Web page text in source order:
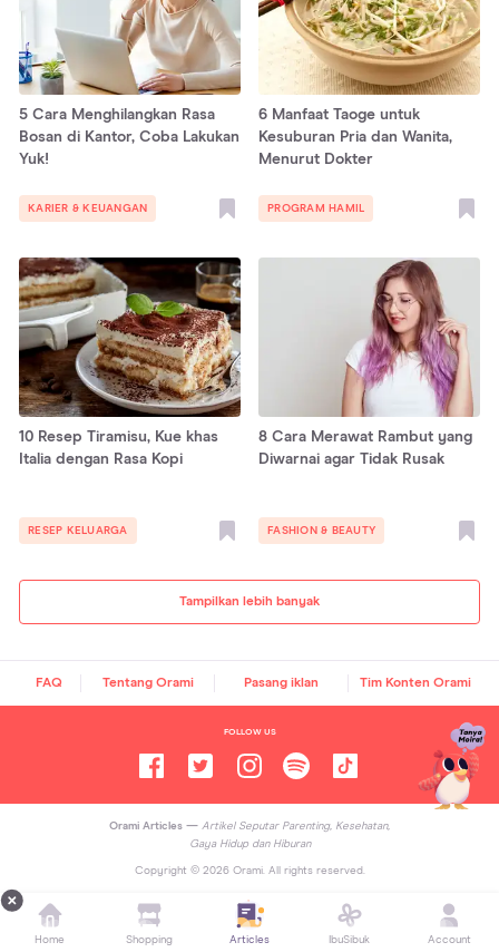
Tampilkan lebih banyak
5 Cara Menghilangkan Rasa
Bosan di Kantor, Coba Lakukan
Yuk!
KARIER & KEUANGAN
6 Manfaat Taoge untuk
Kesuburan Pria dan Wanita,
Menurut Dokter
PROGRAM HAMIL
10 Resep Tiramisu, Kue khas
Italia dengan Rasa Kopi
RESEP KELUARGA
8 Cara Merawat Rambut yang
Diwarnai agar Tidak Rusak
FASHION & BEAUTY
FAQ Tentang Orami Pasang iklan Tim Konten Orami
FOLLOW US
Orami Articles — Artikel Seputar Parenting, Kesehatan,
Gaya Hidup dan Hiburan
Copyright © 2026Orami. All rights reserved.
Home Shopping Articles IbuSibuk Account